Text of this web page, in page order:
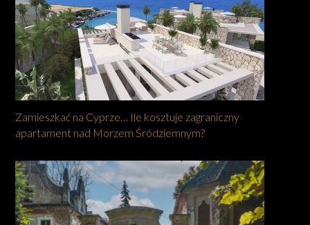
Zamieszkać na Cyprze… Ile kosztuje zagraniczny
apartament nad Morzem Śródziemnym?